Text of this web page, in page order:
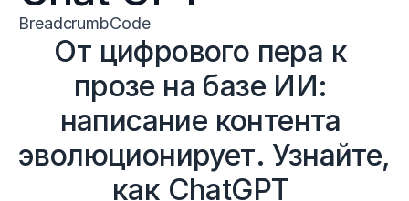
BreadcrumbCode
От цифрового пера к
прозе на базе ИИ:
написание контента
эволюционирует. Узнайте,
как ChatGPT